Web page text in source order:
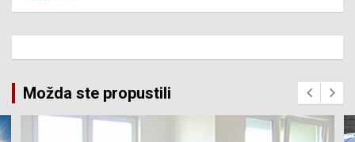
Možda ste propustili